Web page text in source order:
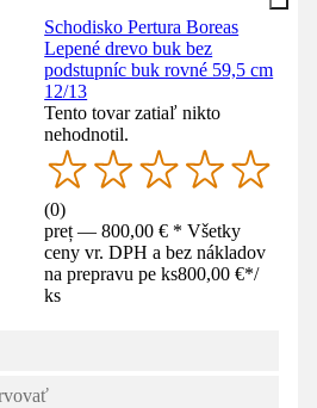
Schodisko Pertura Boreas
Lepené drevo buk bez
podstupníc buk rovné 59,5 cm
12/13
Tento tovar zatiaľ nikto
nehodnotil.
(0)
preț — 800,00 € * Všetky
ceny vr. DPH a bez nákladov
na prepravu pe ks800,00 €*/
ks